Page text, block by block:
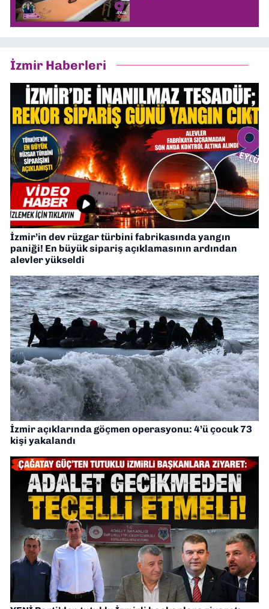
İzmir Haberleri
İzmir’in dev rüzgar türbini fabrikasında yangın
paniği! En büyük sipariş açıklamasının ardından
alevler yükseldi
İzmir açıklarında göçmen operasyonu: 4’ü çocuk 73
kişi yakalandı